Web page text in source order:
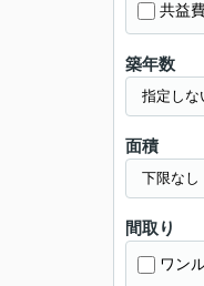
共益
築年数
面積
間取り
ワン